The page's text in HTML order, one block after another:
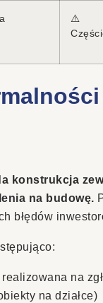
⚠️
konstrukcja
na budowę.
błędów
realizowana na
na działce)